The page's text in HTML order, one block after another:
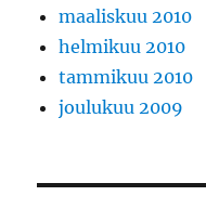
maaliskuu 2010
helmikuu 2010
tammikuu 2010
joulukuu 2009